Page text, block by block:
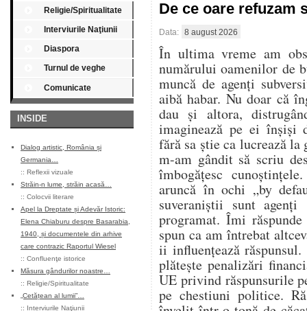
Religie/Spiritualitate
Interviurile Naţiunii
Diaspora
Turnul de veghe
Comunicate
INSIDE
Dialog artistic, România și
Germania…
:: Reflexii vizuale
Străin-n lume, străin acasă…
:: Colocvii literare
Apel la Dreptate și Adevăr Istoric:
Elena Chiaburu despre Basarabia,
1940, și documentele din arhive
care contrazic Raportul Wiesel
:: Confluenţe istorice
Măsura gândurilor noastre…
:: Religie/Spiritualitate
„Cetățean al lumii”…
:: Interviurile Naţiunii
De ce oare
Data: 8 august 2026
În ultima vreme am
numărului oamenilor de
muncă de agenți
aibă habar. Nu doar că
dau și altora,
imaginează pe ei înșiși
fără sa știe ca lucrează
m-am gândit să scriu
îmbogățesc
aruncă în ochi „by
suveraniștii sunt
programat. Îmi
spun ca am întrebat
ii influențează
plătește penalizări
UE privind răspunsurile
pe chestiuni politice.